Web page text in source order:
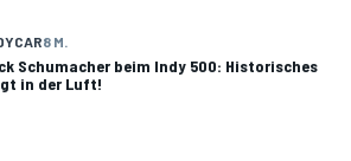
8 M.
Schumacher beim Indy 500: Historisches
in der Luft!